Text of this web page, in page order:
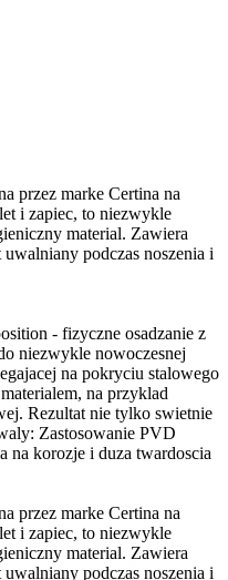
przez marke Certina na
i zapiec, to niezwykle
material. Zawiera
podczas noszenia i
- fizyczne osadzanie z
niezwykle nowoczesnej
na pokryciu stalowego
na przyklad
Rezultat nie tylko swietnie
Zastosowanie PVD
na korozje i duza twardoscia
przez marke Certina na
i zapiec, to niezwykle
material. Zawiera
podczas noszenia i